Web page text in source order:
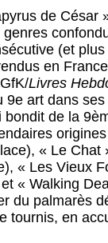
de César
genres
(et plus
en
Livres
9e art dans
bondit de la
« Le Chat
« Les Vieux
« Walking
du palmarès
tournis, en